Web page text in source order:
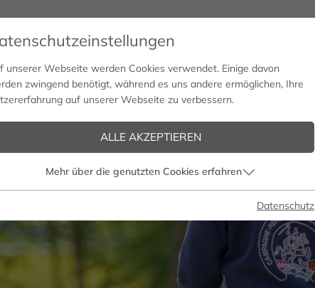
ANLAGE VEREIN KONTAKT
unserer Webseite werden Cookies verwendet. Einige davon
zwingend benötigt, während es uns andere ermöglichen, Ihre
auf unserer Webseite zu verbessern.
ALLE AKZEPTIEREN
Mehr über die genutzten Cookies erfahren
Datenschutz